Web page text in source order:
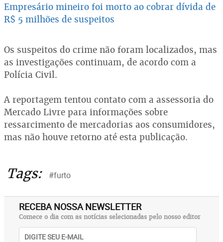
Empresário mineiro foi morto ao cobrar dívida de
R$ 5 milhões de suspeitos
Os suspeitos do crime não foram localizados, mas
as investigações continuam, de acordo com a
Polícia Civil.
A reportagem tentou contato com a assessoria do
Mercado Livre para informações sobre
ressarcimento de mercadorias aos consumidores,
mas não houve retorno até esta publicação.
Tags: #furto
RECEBA NOSSA NEWSLETTER
Comece o dia com as notícias selecionadas pelo nosso editor